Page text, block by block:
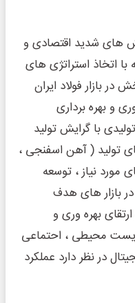
های شدید اقتصادی و
با اتخاذ استراتژی های
بازار فولاد ایران
و بهره برداری
با گرایش تولید
تولید ( آهن اسفنجی ،
نیاز ، توسعه
بازار های هدف
بهره وری و
زیست محیطی ، احتماعی
در نظر دارد عملکرد